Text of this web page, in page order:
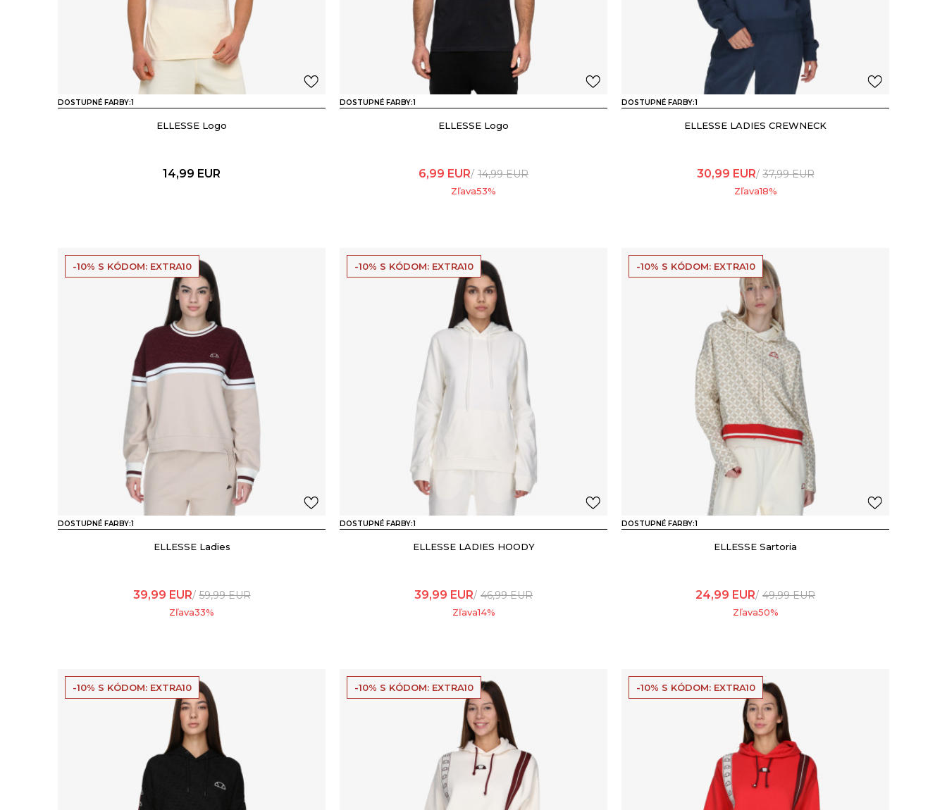
DOSTUPNÉ FARBY:1
ELLESSE Logo
14,99 EUR
DOSTUPNÉ FARBY:1
ELLESSE Logo
6,99 EUR 14,99EUR
Zľava53%
DOSTUPNÉ FARBY:1
ELLESSE LADIES CREWNECK
30,99 EUR 37,99EUR
Zľava18%
-10% S KÓDOM: EXTRA10
DOSTUPNÉ FARBY:1
ELLESSE Ladies
39,99 EUR 59,99EUR
Zľava33%
-10% S KÓDOM: EXTRA10
DOSTUPNÉ FARBY:1
ELLESSE LADIES HOODY
39,99 EUR 46,99EUR
Zľava14%
-10% S KÓDOM: EXTRA10
DOSTUPNÉ FARBY:1
ELLESSE Sartoria
24,99 EUR 49,99EUR
Zľava50%
-10% S KÓDOM: EXTRA10 -10% S KÓDOM: EXTRA10 -10% S KÓDOM: EXTRA10